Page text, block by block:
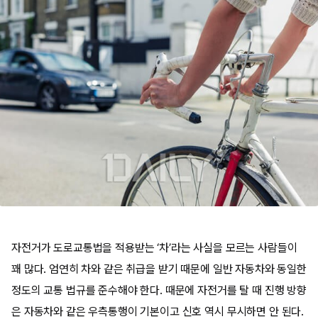
자전거가 도로교통법을 적용받는 ‘차’라는 사실을 모르는 사람들이
꽤 많다. 엄연히 차와 같은 취급을 받기 때문에 일반 자동차와 동일한
정도의 교통 법규를 준수해야 한다. 때문에 자전거를 탈 때 진행 방향
은 자동차와 같은 우측통행이 기본이고 신호 역시 무시하면 안 된다.